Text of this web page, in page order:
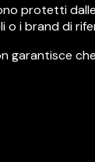
protetti
o i brand di
garantisce